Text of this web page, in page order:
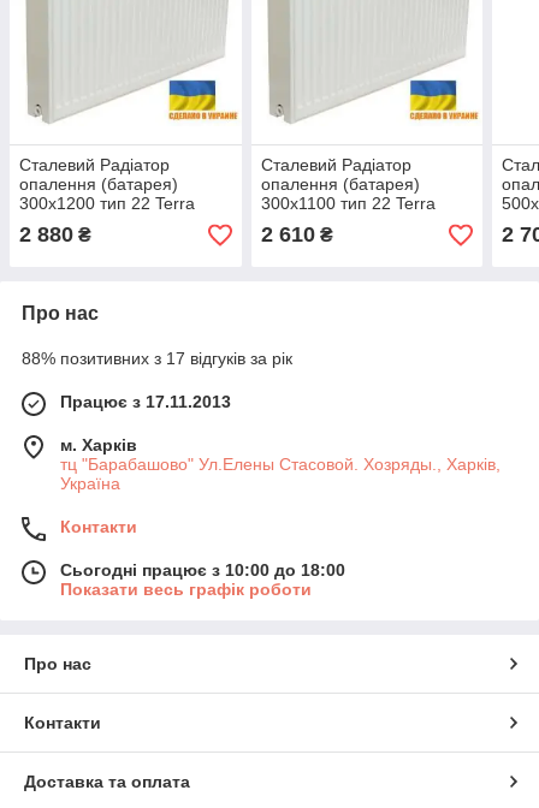
Сталевий Радіатор
опалення (батарея)
300x1200 тип 22 Terra
Teknik (бічне під'єднання)
2 880 ₴
Сталевий Радіатор
опалення (батарея)
300x1100 тип 22 Terra
Teknik (бічне під'єднання)
2 610₴ 2
Про нас
88% позитивних з 17 відгуків за рік
Працює з 17.11.2013
м. Харків
тц "Барабашово" Ул.Елены Стасовой. Хозряды., Харків,
Україна
Контакти
Сьогодні працює з 10:00 до 18:00
Показати весь графік роботи
Про нас
Контакти
Доставка та оплата